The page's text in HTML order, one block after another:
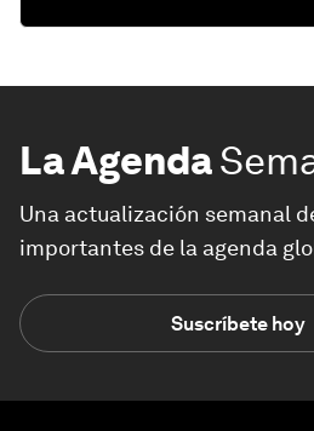
La Agenda
Una actualización semanal
importantes de la agenda
Suscríbete hoy